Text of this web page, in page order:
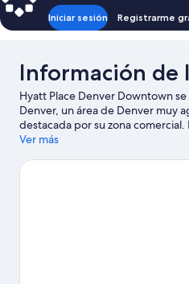
Iniciar sesión Registrarme
Información de
Hyatt Place Denver Downtown
Denver, un área de Denver muy
destacada por su zona
aprender sobre la cultura pueden
visitar 16th Street Mall y Edificio
Ver más